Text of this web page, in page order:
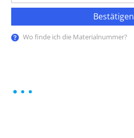
Bestätigen
Wo finde ich die Materialnummer?